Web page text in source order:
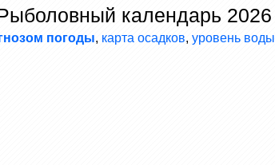
календарь 2026
погоды, карта осадков, уровень воды